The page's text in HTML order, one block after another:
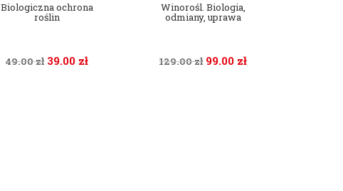
Biologiczna ochrona
roślin
49.00zł 39.00 zł
Winorośl. Biologia,
odmiany, uprawa
129.00zł 99.00 zł